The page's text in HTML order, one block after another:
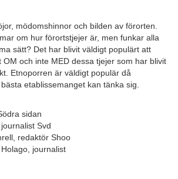
mödomshinnor och bilden av förorten.
om hur förortstjejer är, men funkar alla
sätt? Det har blivit väldigt populärt att
OM och inte MED dessa tjejer som har blivit
Etnoporren är väldigt populär då
etablissemanget kan tänka sig.
sidan
Svd
redaktör Shoo
journalist